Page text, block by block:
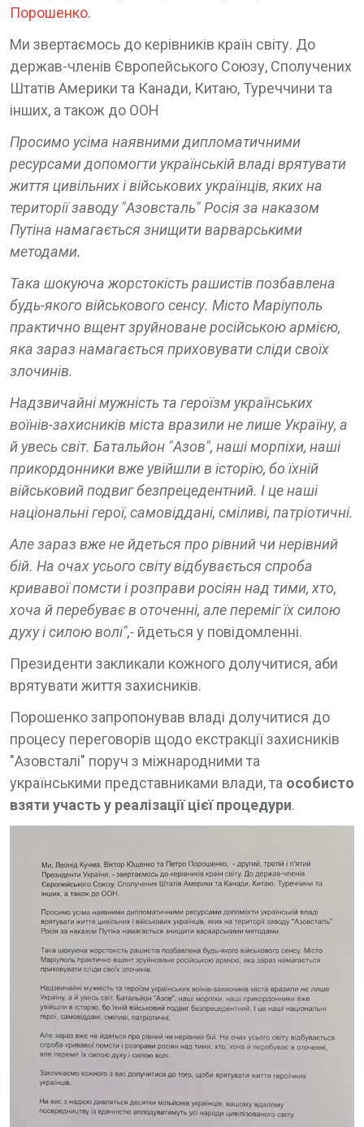
Порошенко.
Ми звертаємось до керівників країн світу. До
держав-членів Європейського Союзу, Сполучених
Штатів Америки та Канади, Китаю, Туреччини та
інших, а також до ООН
Просимо усіма наявними дипломатичними
ресурсами допомогти українській владі врятувати
життя цивільних і військових українців, яких на
території заводу "Азовсталь" Росія за наказом
Путіна намагається знищити варварськими
методами.
Така шокуюча жорстокість рашистів позбавлена
будь-якого військового сенсу. Місто Маріуполь
практично вщент зруйноване російською армією,
яка зараз намагається приховувати сліди своїх
злочинів.
Надзвичайні мужність та героїзм українських
воїнів-захисників міста вразили не лише Україну, а
й увесь світ. Батальйон "Азов", наші морпіхи, наші
прикордонники вже увійшли в історію, бо їхній
військовий подвиг безпрецедентний. І це наші
національні герої, самовіддані, сміливі, патріотичні.
Але зараз вже не йдеться про рівний чи нерівний
бій. На очах усього світу відбувається спроба
кривавої помсти і розправи росіян над тими, хто,
хоча й перебуває в оточенні, але переміг їх силою
духу і силою волі",- йдеться у повідомленні.
Президенти закликали кожного долучитися, аби
врятувати життя захисників.
Порошенко запропонував владі долучитися до
процесу переговорів щодо екстракції захисників
"Азовсталі" поруч з міжнародними та
українськими представниками влади, та особисто
взяти участь у реалізації цієї процедури.